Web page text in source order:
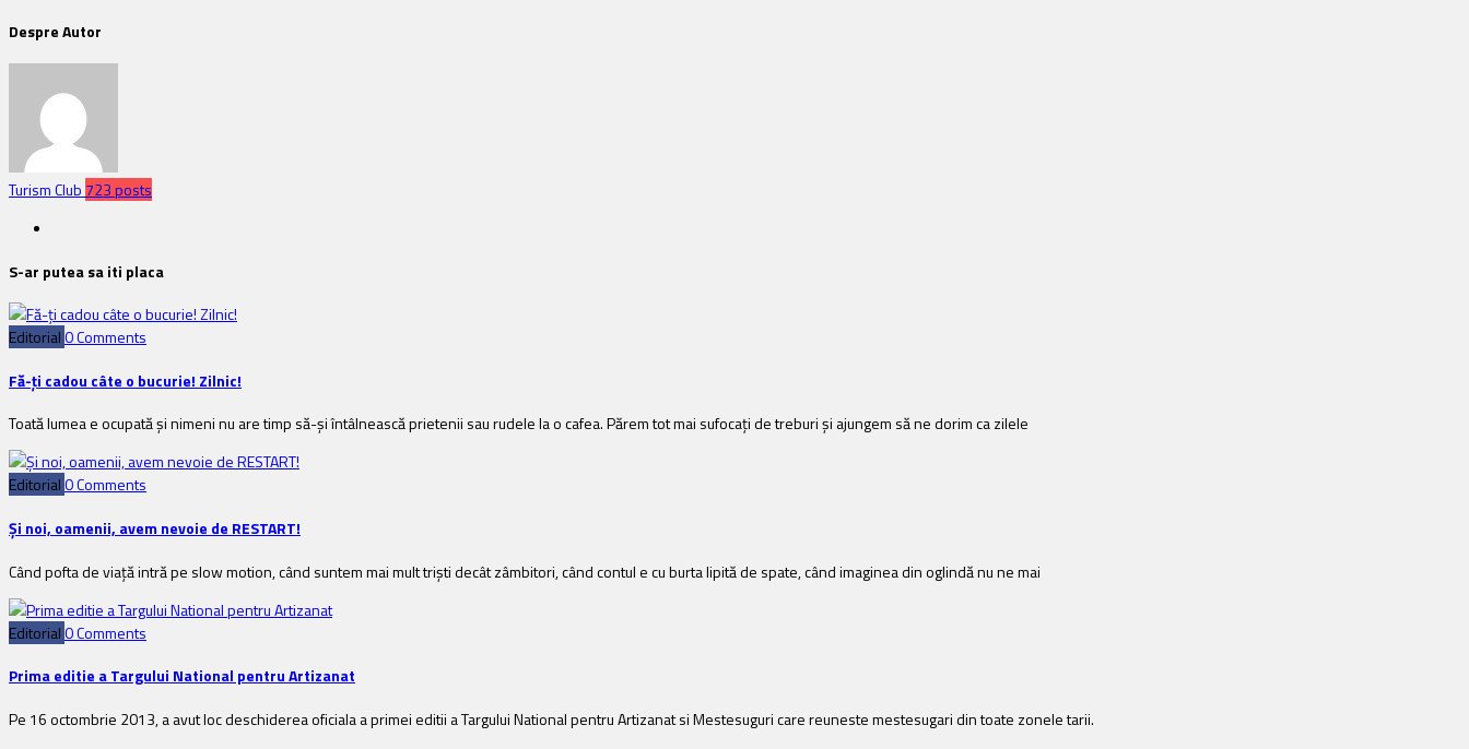
Despre Autor
Turism Club 723 posts
S-ar putea sa iti placa
Editorial0 Comments
Fă-ți cadou câte o bucurie! Zilnic!
Toată lumea e ocupată și nimeni nu are timp să-și întâlnească prietenii sau rudele la o cafea. Părem tot mai sufocați de treburi și ajungem să ne dorim ca zilele
Editorial0 Comments
Și noi, oamenii, avem nevoie de RESTART!
Când pofta de viață intră pe slow motion, când suntem mai mult triști decât zâmbitori, când contul e cu burta lipită de spate, când imaginea din oglindă nu ne mai
Editorial0 Comments
Prima editie a Targului National pentru Artizanat
Pe 16 octombrie 2013, a avut loc deschiderea oficiala a primei editii a Targului National pentru Artizanat si Mestesuguri care reuneste mestesugari din toate zonele tarii.